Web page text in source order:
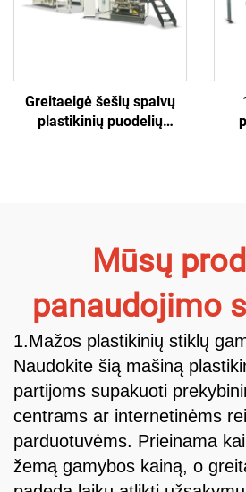
Greitaeigė šešių spalvų
plastikinių puodelių
Mūsų
panaudojimo
1.Mažos plastikinių stiklų
Naudokite šią mašiną
partijoms supakuoti
centrams ar internetinėms
parduotuvėms. Prieinama
žemą gamybos kainą, o